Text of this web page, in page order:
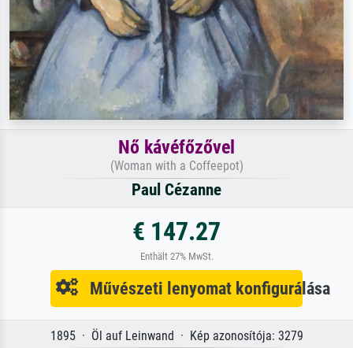
Nő kávéfőzővel
(Woman with a Coffeepot)
Paul Cézanne
€ 147.27
Enthält 27% MwSt.
Művészeti lenyomat konfigurálása
1895 · Öl auf Leinwand · Kép azonosítója: 3279